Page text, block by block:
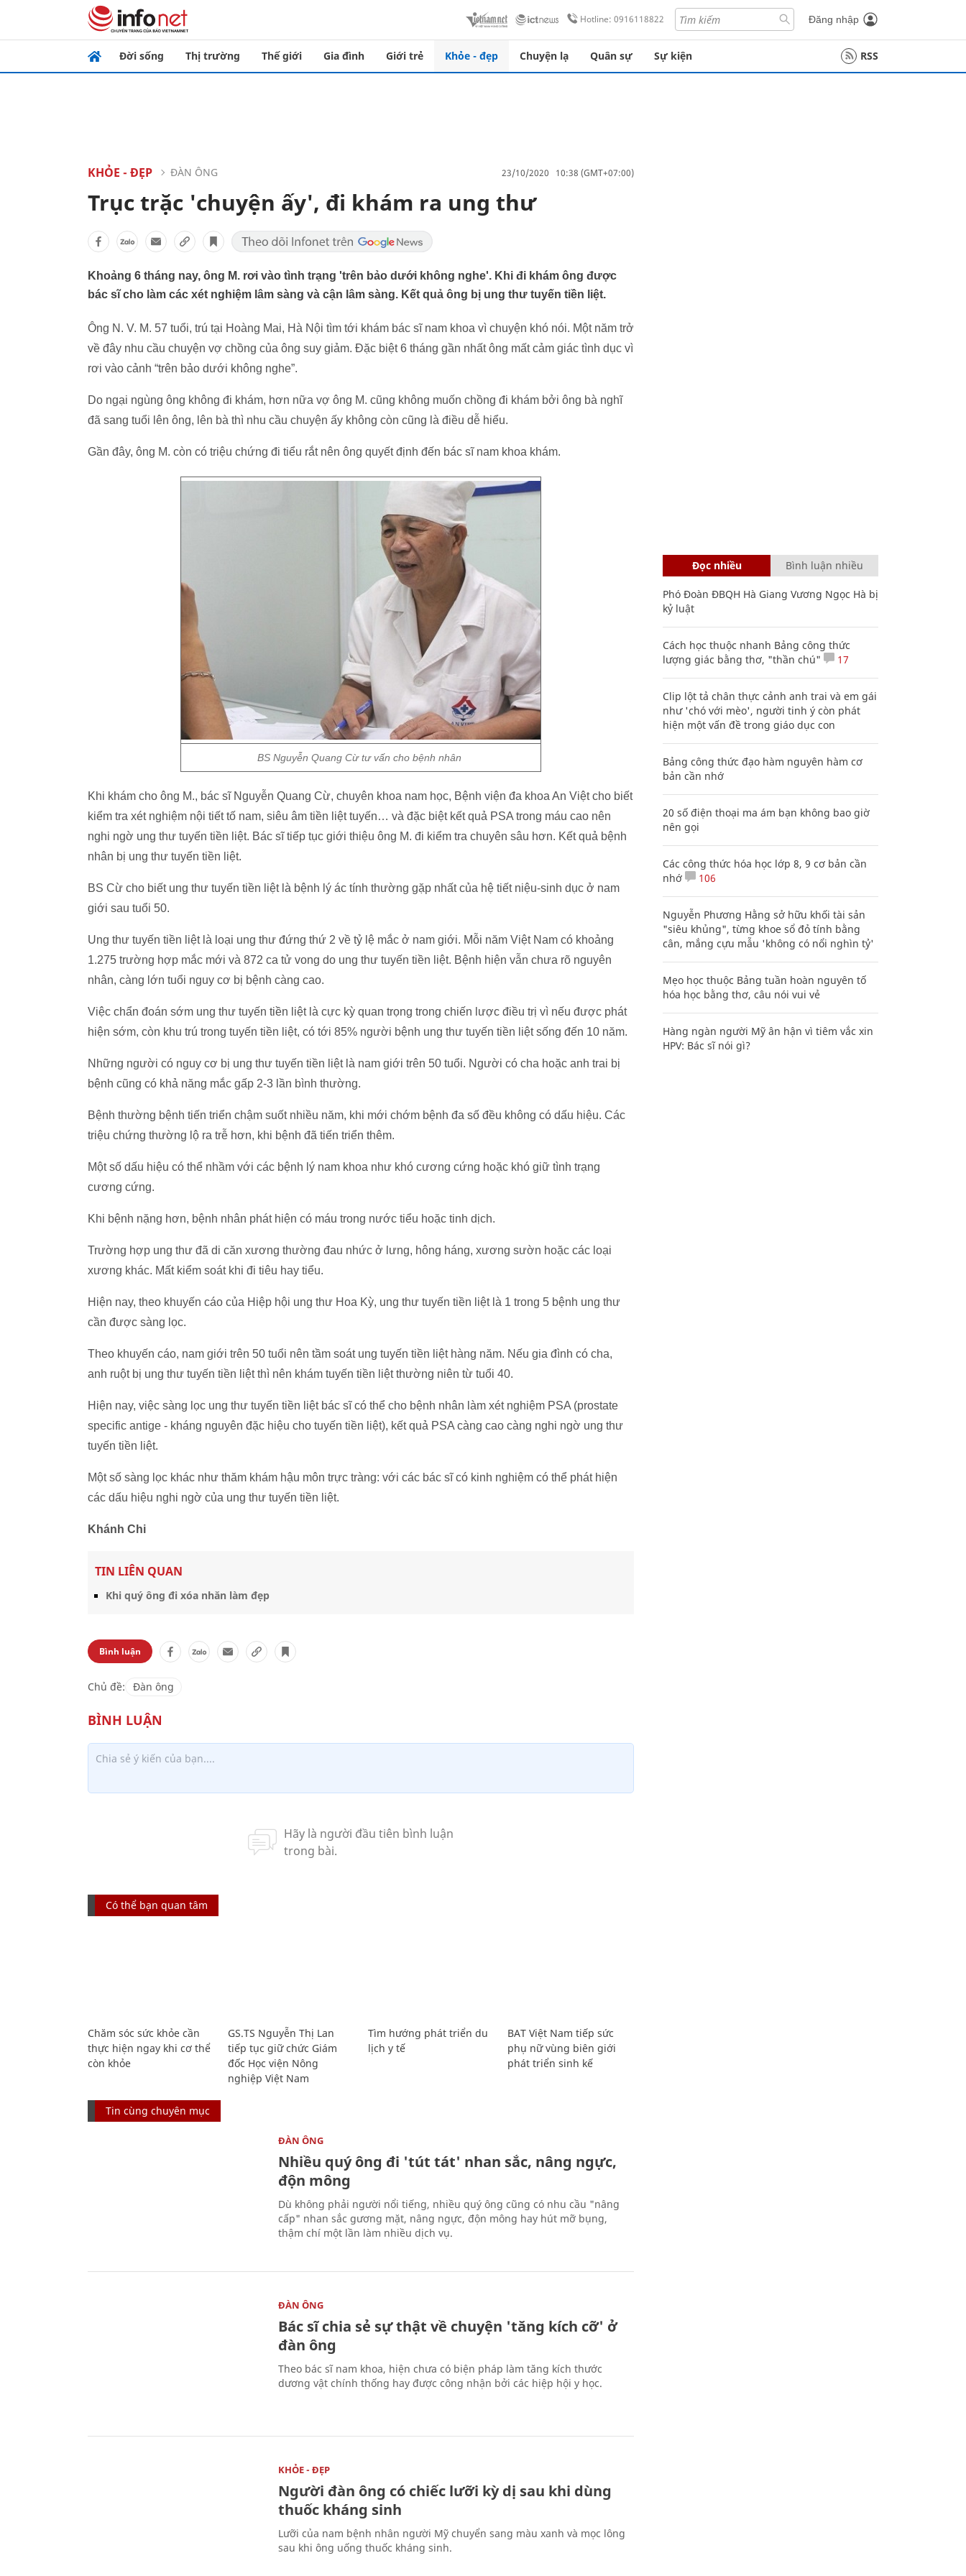
Hotline: 0916118822 Đăng nhập
Đời sống Thị trường Thế giới Gia đình Giới trẻ Khỏe - đẹp Chuyện lạ Quân sự Sự kiện RSS
KHỎE - ĐẸP ĐÀN ÔNG 23/10/2020 10:38 (GMT+07:00)
Trục trặc 'chuyện ấy', đi khám ra ung thư
Khoảng 6 tháng nay, ông M. rơi vào tình trạng 'trên bảo dưới không nghe'. Khi đi khám ông được
bác sĩ cho làm các xét nghiệm lâm sàng và cận lâm sàng. Kết quả ông bị ung thư tuyến tiền liệt.
Ông N. V. M. 57 tuổi, trú tại Hoàng Mai, Hà Nội tìm tới khám bác sĩ nam khoa vì chuyện khó nói. Một năm trở
về đây nhu cầu chuyện vợ chồng của ông suy giảm. Đặc biệt 6 tháng gần nhất ông mất cảm giác tình dục vì
rơi vào cảnh “trên bảo dưới không nghe”.
Do ngại ngùng ông không đi khám, hơn nữa vợ ông M. cũng không muốn chồng đi khám bởi ông bà nghĩ
đã sang tuổi lên ông, lên bà thì nhu cầu chuyện ấy không còn cũng là điều dễ hiểu.
Gần đây, ông M. còn có triệu chứng đi tiểu rắt nên ông quyết định đến bác sĩ nam khoa khám.
BS Nguyễn Quang Cừ tư vấn cho bệnh nhân
Khi khám cho ông M., bác sĩ Nguyễn Quang Cừ, chuyên khoa nam học, Bệnh viện đa khoa An Việt cho biết
kiểm tra xét nghiệm nội tiết tố nam, siêu âm tiền liệt tuyến… và đặc biệt kết quả PSA trong máu cao nên
nghi ngờ ung thư tuyến tiền liệt. Bác sĩ tiếp tục giới thiệu ông M. đi kiểm tra chuyên sâu hơn. Kết quả bệnh
nhân bị ung thư tuyến tiền liệt.
BS Cừ cho biết ung thư tuyến tiền liệt là bệnh lý ác tính thường gặp nhất của hệ tiết niệu-sinh dục ở nam
giới sau tuổi 50.
Ung thư tuyến tiền liệt là loại ung thư đứng thứ 2 về tỷ lệ mắc ở nam giới. Mỗi năm Việt Nam có khoảng
1.275 trường hợp mắc mới và 872 ca tử vong do ung thư tuyến tiền liệt. Bệnh hiện vẫn chưa rõ nguyên
nhân, càng lớn tuổi nguy cơ bị bệnh càng cao.
Việc chẩn đoán sớm ung thư tuyến tiền liệt là cực kỳ quan trọng trong chiến lược điều trị vì nếu được phát
hiện sớm, còn khu trú trong tuyến tiền liệt, có tới 85% người bệnh ung thư tuyến tiền liệt sống đến 10 năm.
Những người có nguy cơ bị ung thư tuyến tiền liệt là nam giới trên 50 tuổi. Người có cha hoặc anh trai bị
bệnh cũng có khả năng mắc gấp 2-3 lần bình thường.
Bệnh thường bệnh tiến triển chậm suốt nhiều năm, khi mới chớm bệnh đa số đều không có dấu hiệu. Các
triệu chứng thường lộ ra trễ hơn, khi bệnh đã tiến triển thêm.
Một số dấu hiệu có thể nhầm với các bệnh lý nam khoa như khó cương cứng hoặc khó giữ tình trạng
cương cứng.
Khi bệnh nặng hơn, bệnh nhân phát hiện có máu trong nước tiểu hoặc tinh dịch.
Trường hợp ung thư đã di căn xương thường đau nhức ở lưng, hông háng, xương sườn hoặc các loại
xương khác. Mất kiểm soát khi đi tiêu hay tiểu.
Hiện nay, theo khuyến cáo của Hiệp hội ung thư Hoa Kỳ, ung thư tuyến tiền liệt là 1 trong 5 bệnh ung thư
cần được sàng lọc.
Theo khuyến cáo, nam giới trên 50 tuổi nên tầm soát ung tuyến tiền liệt hàng năm. Nếu gia đình có cha,
anh ruột bị ung thư tuyến tiền liệt thì nên khám tuyến tiền liệt thường niên từ tuổi 40.
Hiện nay, việc sàng lọc ung thư tuyến tiền liệt bác sĩ có thể cho bệnh nhân làm xét nghiệm PSA (prostate
specific antige - kháng nguyên đặc hiệu cho tuyến tiền liệt), kết quả PSA càng cao càng nghi ngờ ung thư
tuyến tiền liệt.
Một số sàng lọc khác như thăm khám hậu môn trực tràng: với các bác sĩ có kinh nghiệm có thể phát hiện
các dấu hiệu nghi ngờ của ung thư tuyến tiền liệt.
Khánh Chi
TIN LIÊN QUAN
Khi quý ông đi xóa nhăn làm đẹp
Bình luận
Chủ đề: Đàn ông
Có thể bạn quan tâm
Chăm sóc sức khỏe cần
thực hiện ngay khi cơ thể
còn khỏe
GS.TS Nguyễn Thị Lan
tiếp tục giữ chức Giám
đốc Học viện Nông
nghiệp Việt Nam
Tìm hướng phát triển du
lịch y tế
BAT Việt Nam tiếp sức
phụ nữ vùng biên giới
phát triển sinh kế
Tin cùng chuyên mục
ĐÀN ÔNG
Nhiều quý ông đi 'tút tát' nhan sắc, nâng ngực,
độn mông
Dù không phải người nổi tiếng, nhiều quý ông cũng có nhu cầu "nâng
cấp" nhan sắc gương mặt, nâng ngực, độn mông hay hút mỡ bụng,
thậm chí một lần làm nhiều dịch vụ.
ĐÀN ÔNG
Bác sĩ chia sẻ sự thật về chuyện 'tăng kích cỡ' ở
đàn ông
Theo bác sĩ nam khoa, hiện chưa có biện pháp làm tăng kích thước
dương vật chính thống hay được công nhận bởi các hiệp hội y học.
KHỎE - ĐẸP
Người đàn ông có chiếc lưỡi kỳ dị sau khi dùng
thuốc kháng sinh
Lưỡi của nam bệnh nhân người Mỹ chuyển sang màu xanh và mọc lông
sau khi ông uống thuốc kháng sinh.
Đọc nhiều Bình luận nhiều
Phó Đoàn ĐBQH Hà Giang Vương Ngọc Hà bị
kỷ luật
Cách học thuộc nhanh Bảng công thức
lượng giác bằng thơ, "thần chú"
17
Clip lột tả chân thực cảnh anh trai và em gái
như 'chó với mèo', người tinh ý còn phát
hiện một vấn đề trong giáo dục con
Bảng công thức đạo hàm nguyên hàm cơ
bản cần nhớ
20 số điện thoại ma ám bạn không bao giờ
nên gọi
Các công thức hóa học lớp 8, 9 cơ bản cần
nhớ
106
Nguyễn Phương Hằng sở hữu khối tài sản
"siêu khủng", từng khoe sổ đỏ tính bằng
cân, mắng cựu mẫu 'không có nổi nghìn tỷ'
Mẹo học thuộc Bảng tuần hoàn nguyên tố
hóa học bằng thơ, câu nói vui vẻ
Hàng ngàn người Mỹ ân hận vì tiêm vắc xin
HPV: Bác sĩ nói gì?